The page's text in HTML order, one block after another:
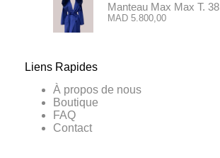
Manteau Max Max T. 38
MAD5.800,00
Liens Rapides
À propos de nous
Boutique
FAQ
Contact